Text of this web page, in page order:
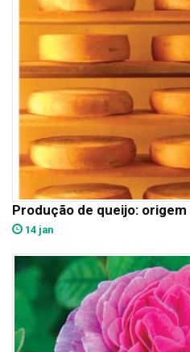
Produção de queijo:
14 jan